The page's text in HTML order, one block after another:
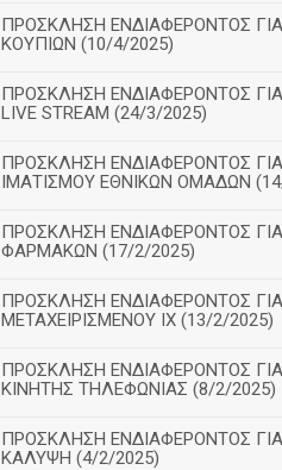
ΠΡΟΣΚΛΗΣΗ ΕΝΔΙΑΦΕΡΟΝΤΟΣ
ΚΟΥΠΙΩΝ (10/4/2025)
ΠΡΟΣΚΛΗΣΗ ΕΝΔΙΑΦΕΡΟΝΤΟΣ
LIVE STREAM (24/3/2025)
ΠΡΟΣΚΛΗΣΗ ΕΝΔΙΑΦΕΡΟΝΤΟΣ
ΙΜΑΤΙΣΜΟΥ ΕΘΝΙΚΩΝ ΟΜΑΔΩΝ
ΠΡΟΣΚΛΗΣΗ ΕΝΔΙΑΦΕΡΟΝΤΟΣ
ΦΑΡΜΑΚΩΝ (17/2/2025)
ΠΡΟΣΚΛΗΣΗ ΕΝΔΙΑΦΕΡΟΝΤΟΣ
ΜΕΤΑΧΕΙΡΙΣΜΕΝΟΥ ΙΧ (13/2/2025)
ΠΡΟΣΚΛΗΣΗ ΕΝΔΙΑΦΕΡΟΝΤΟΣ
ΚΙΝΗΤΗΣ ΤΗΛΕΦΩΝΙΑΣ (8/2/2025)
ΠΡΟΣΚΛΗΣΗ ΕΝΔΙΑΦΕΡΟΝΤΟΣ
ΚΑΛΥΨΗ (4/2/2025)